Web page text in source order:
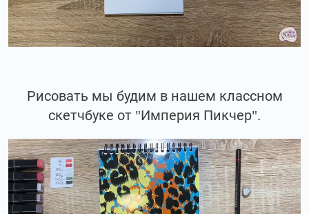
Рисовать мы будим в нашем классном
скетчбуке от "Империя Пикчер".